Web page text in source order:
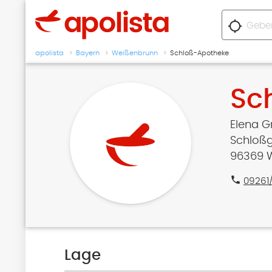
location_searching
apolista Bayern Weißenbrunn Schloß-Apotheke
Elena
96369
phone
Lage